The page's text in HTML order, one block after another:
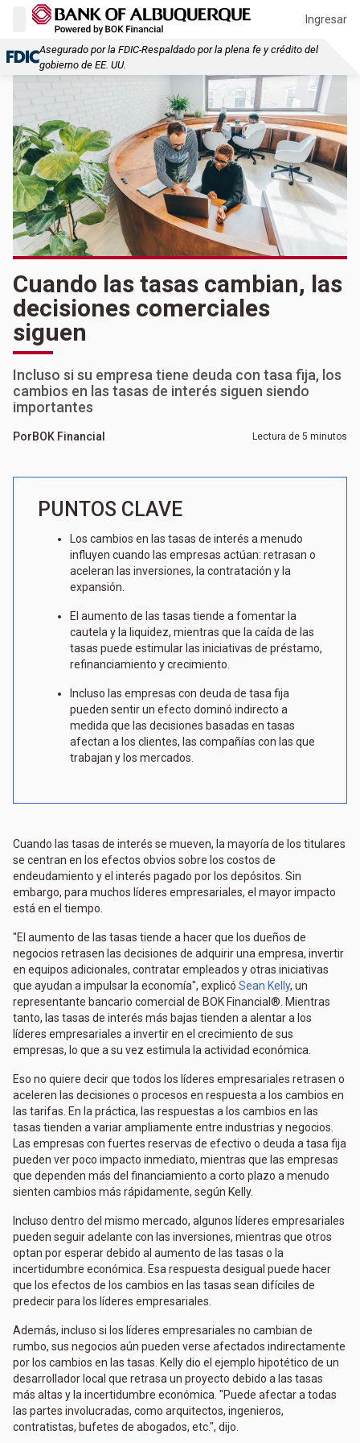
Ingresar
Asegurado por la FDIC-Respaldado por la plena fe y crédito del
gobierno de EE. UU.
Cuando las tasas cambian, las
decisiones comerciales
siguen
Incluso si su empresa tiene deuda con tasa fija, los
cambios en las tasas de interés siguen siendo
importantes
PorBOK Financial Lectura de 5 minutos
PUNTOS CLAVE
Los cambios en las tasas de interés a menudo
influyen cuando las empresas actúan: retrasan o
aceleran las inversiones, la contratación y la
expansión.
El aumento de las tasas tiende a fomentar la
cautela y la liquidez, mientras que la caída de las
tasas puede estimular las iniciativas de préstamo,
refinanciamiento y crecimiento.
Incluso las empresas con deuda de tasa fija
pueden sentir un efecto dominó indirecto a
medida que las decisiones basadas en tasas
afectan a los clientes, las compañías con las que
trabajan y los mercados.
Cuando las tasas de interés se mueven, la mayoría de los titulares
se centran en los efectos obvios sobre los costos de
endeudamiento y el interés pagado por los depósitos. Sin
embargo, para muchos líderes empresariales, el mayor impacto
está en el tiempo.
"El aumento de las tasas tiende a hacer que los dueños de
negocios retrasen las decisiones de adquirir una empresa, invertir
en equipos adicionales, contratar empleados y otras iniciativas
que ayudan a impulsar la economía", explicó Sean Kelly, un
representante bancario comercial de BOK Financial®. Mientras
tanto, las tasas de interés más bajas tienden a alentar a los
líderes empresariales a invertir en el crecimiento de sus
empresas, lo que a su vez estimula la actividad económica.
Eso no quiere decir que todos los líderes empresariales retrasen o
aceleren las decisiones o procesos en respuesta a los cambios en
las tarifas. En la práctica, las respuestas a los cambios en las
tasas tienden a variar ampliamente entre industrias y negocios.
Las empresas con fuertes reservas de efectivo o deuda a tasa fija
pueden ver poco impacto inmediato, mientras que las empresas
que dependen más del financiamiento a corto plazo a menudo
sienten cambios más rápidamente, según Kelly.
Incluso dentro del mismo mercado, algunos líderes empresariales
pueden seguir adelante con las inversiones, mientras que otros
optan por esperar debido al aumento de las tasas o la
incertidumbre económica. Esa respuesta desigual puede hacer
que los efectos de los cambios en las tasas sean difíciles de
predecir para los líderes empresariales.
Además, incluso si los líderes empresariales no cambian de
rumbo, sus negocios aún pueden verse afectados indirectamente
por los cambios en las tasas. Kelly dio el ejemplo hipotético de un
desarrollador local que retrasa un proyecto debido a las tasas
más altas y la incertidumbre económica. "Puede afectar a todas
las partes involucradas, como arquitectos, ingenieros,
contratistas, bufetes de abogados, etc.", dijo.